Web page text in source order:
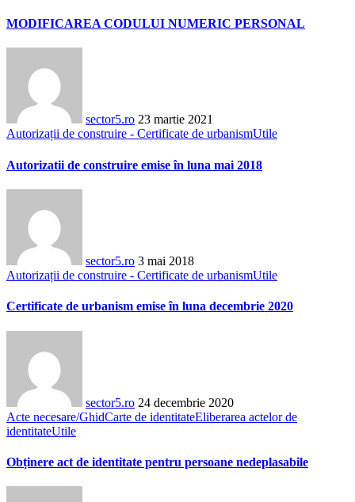
MODIFICAREA CODULUI NUMERIC PERSONAL
sector5.ro 23 martie 2021
Autorizații de construire - Certificate de urbanismUtile
Autorizatii de construire emise în luna mai 2018
sector5.ro 3 mai 2018
Autorizații de construire - Certificate de urbanismUtile
Certificate de urbanism emise în luna decembrie 2020
sector5.ro 24 decembrie 2020
Acte necesare/GhidCarte de identitateEliberarea actelor de
identitateUtile
Obținere act de identitate pentru persoane nedeplasabile